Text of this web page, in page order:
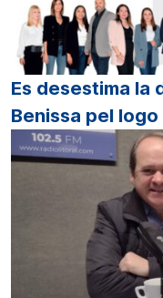
Es desestima la
Benissa pel